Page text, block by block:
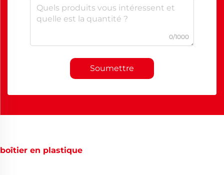
0/1000
Soumettre
boîtier en plastique